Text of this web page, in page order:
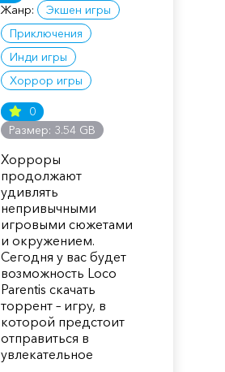
Жанр:
Экшен игры
Приключения
Инди игры
Хоррор игры
0
Размер: 3.54 GB
Хорроры
продолжают
удивлять
непривычными
игровыми сюжетами
и окружением.
Сегодня у вас будет
возможность Loco
Parentis скачать
торрент – игру, в
которой предстоит
отправиться в
увлекательное